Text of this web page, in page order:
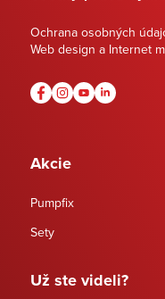
Ochrana osobných
Web design a Internet
Akcie
Pumpfix
Sety
Už ste videli?